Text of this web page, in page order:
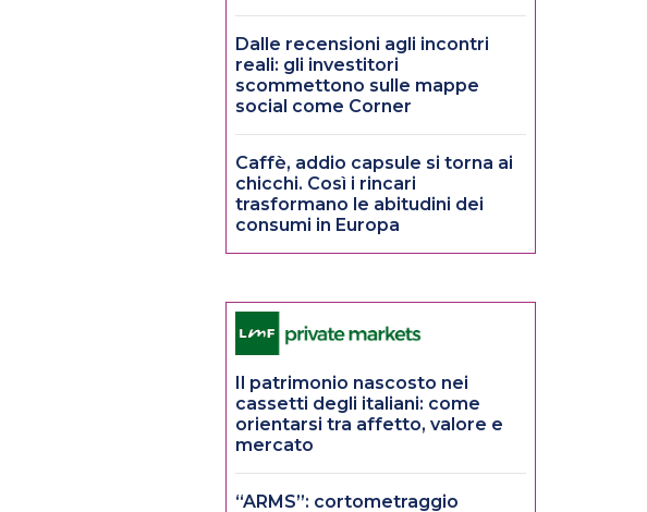
Dalle recensioni agli incontri
reali: gli investitori
scommettono sulle mappe
social come Corner
Caffè, addio capsule si torna ai
chicchi. Così i rincari
trasformano le abitudini dei
consumi in Europa
Il patrimonio nascosto nei
cassetti degli italiani: come
orientarsi tra affetto, valore e
mercato
“ARMS”: cortometraggio